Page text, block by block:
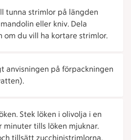
tunna strimlor på längden
eller kniv. Dela
om du vill ha kortare strimlor.
anvisningen på förpackningen
Stek löken i olivolja i en
minuter tills löken mjuknar.
tillsätt zucchinistrimlorna.